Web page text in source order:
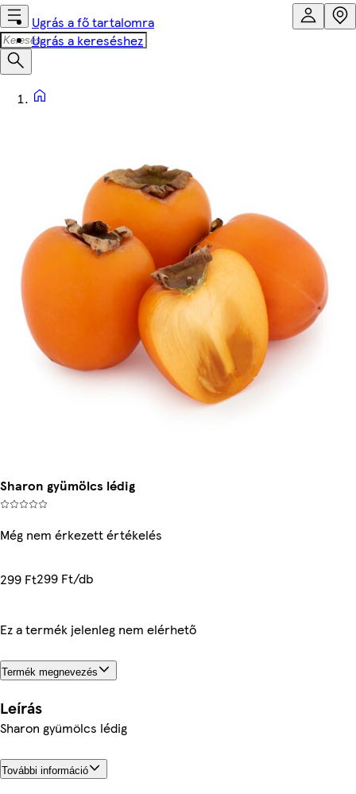
Ugrás a fő tartalomra
Ugrás a kereséshez
Sharon gyümölcs lédig
Még nem érkezett értékelés
299 Ft299 Ft/db
Ez a termék jelenleg nem elérhető
Termék megnevezés
Leírás
Sharon gyümölcs lédig
További információ